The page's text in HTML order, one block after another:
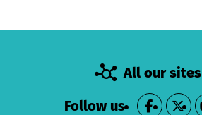
All our sites
Follow us